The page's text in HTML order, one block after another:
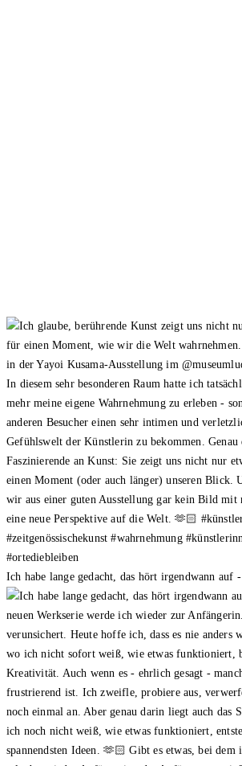
Ich habe lange gedacht, das hört irgendwann auf -